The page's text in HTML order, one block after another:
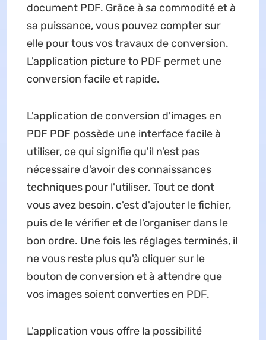
document PDF. Grâce à sa commodité et à
sa puissance, vous pouvez compter sur
elle pour tous vos travaux de conversion.
L'application picture to PDF permet une
conversion facile et rapide.
L'application de conversion d'images en
PDF PDF possède une interface facile à
utiliser, ce qui signifie qu'il n'est pas
nécessaire d'avoir des connaissances
techniques pour l'utiliser. Tout ce dont
vous avez besoin, c'est d'ajouter le fichier,
puis de le vérifier et de l'organiser dans le
bon ordre. Une fois les réglages terminés, il
ne vous reste plus qu'à cliquer sur le
bouton de conversion et à attendre que
vos images soient converties en PDF.
L'application vous offre la possibilité